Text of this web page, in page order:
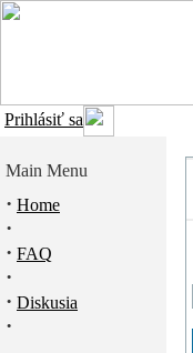
Prihlásiť sa
Main Menu
· Home
·
· FAQ
·
· Diskusia
·